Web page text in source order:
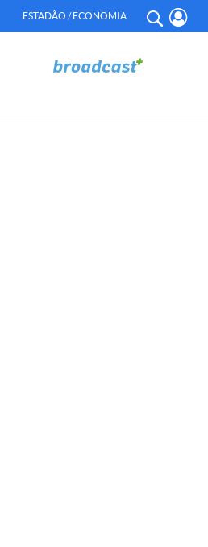
ESTADÃO / ECONOMIA